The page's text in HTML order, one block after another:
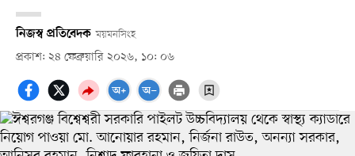
নিজস্ব প্রতিবেদক ময়মনসিংহ
প্রকাশ: ২৪ ফেব্রুয়ারি ২০২৬, ১০: ০৬